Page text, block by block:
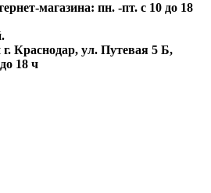
магазина: пн. -пт. с 10 до 18
Краснодар, ул. Путевая 5 Б,
18 ч